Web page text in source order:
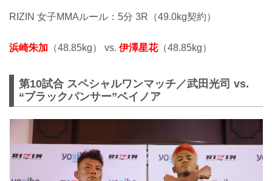
RIZIN 女子MMAルール：5分 3R（49.0kg契約）
浜崎朱加 （48.85kg） vs. 伊澤星花（48.85kg）
第10試合 スペシャルワンマッチ／武田光司 vs.
“ブラックパンサー”ベイノア